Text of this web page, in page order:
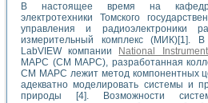
В настоящее время на
электротехники Томского
управления и радиоэлектроники
измерительный комплекс (МИК)[1].
LabVIEW компании
National
МАРС (СМ МАРС), разработанная
СМ МАРС лежит метод компонентных
адекватно моделировать системы и
природы [4]. Возможности